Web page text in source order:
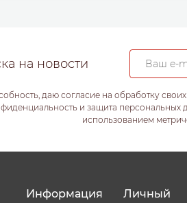
на новости
даю согласие на обработку
и защита
использованием
Информация
Личный